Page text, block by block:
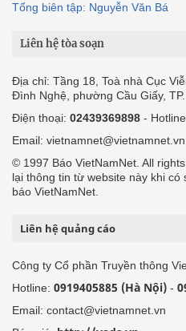
Tổng biên tập: Nguyễn Văn Bá
Liên hệ tòa soạn
Địa chỉ: Tầng 18, Toà nhà Cục
Đình Nghệ, phường Cầu Giấy, TP.
Điện thoại: 02439369898 -
Email: vietnamnet@vietnamnet.vn
© 1997 Báo VietNamNet. All
lại thông tin từ website này khi
báo VietNamNet.
Liên hệ quảng cáo
Công ty Cổ phần Truyền thông
Hotline: 0919405885 (Hà Nội) -
Email: contact@vietnamnet.vn